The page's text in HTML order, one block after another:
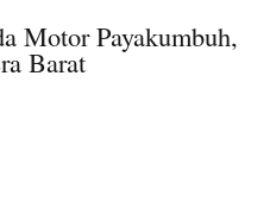
Motor Payakumbuh,
Barat